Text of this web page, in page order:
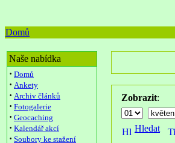
Domů
Naše nabídka
· Domů
· Ankety
· Archiv článků
· Fotogalerie
· Geocaching
· Kalendář akcí
· Soubory ke stažení
Zobrazit:
Hledat